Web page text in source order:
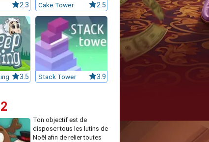
2.3 Cake Tower 2.5
3.5 Stack Tower 3.9
Ton objectif est de
disposer tous les lutins de
Noël afin de relier toutes